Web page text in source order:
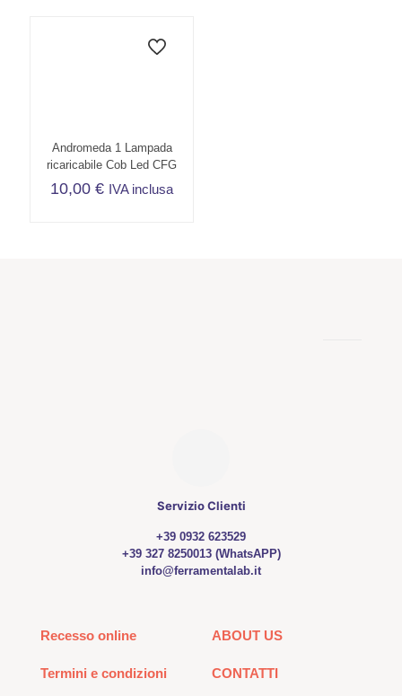
Andromeda 1 Lampada
ricaricabile Cob Led CFG
10,00€ IVA inclusa
Servizio Clienti
+39 0932 623529
+39 327 8250013 (WhatsAPP)
info@ferramentalab.it
Recesso online
Termini e condizioni
ABOUT US
CONTATTI